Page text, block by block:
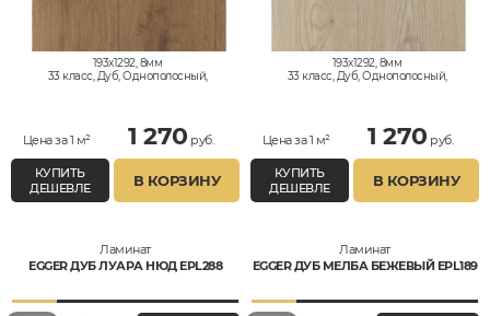
193x1292, 8мм
33 класс, Дуб, Однополосный,
Цена за 1 м² 1 270 руб.
КУПИТЬ
ДЕШЕВЛЕ
В КОРЗИНУ
193x1292, 8мм
33 класс, Дуб, Однополосный,
Цена за 1 м² 1 270 руб.
КУПИТЬ
ДЕШЕВЛЕ
В КОРЗИНУ
Ламинат
EGGER ДУБ ЛУАРА НЮД EPL288
Ламинат
EGGER ДУБ МЕЛБА БЕЖЕВЫЙ EPL189